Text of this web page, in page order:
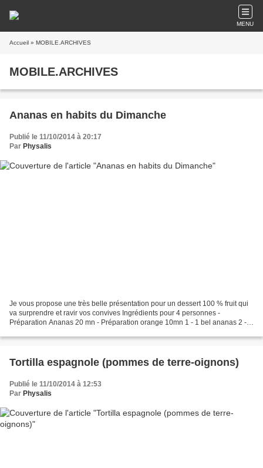
MENU
Accueil » MOBILE.ARCHIVES
MOBILE.ARCHIVES
Ananas en habits du Dimanche
Publié le 11/10/2014 à 20:17
Par Physalis
Je vous propose une très belle présentation pour un dessert 100 % fruit qui
va surprendre et ravir vos convives Ingrédients pour 4 personnes -
Préparation Ananas 20 mn - Préparation orange 10mn 1 - 1 bel ananas 2 - 1
Tortilla espagnole (pommes de terre-oignons)
Publié le 11/10/2014 à 12:53
Par Physalis